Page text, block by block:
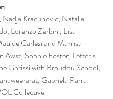
Kracunovic, Natalia
Lorenzo Zerbini, Lisa
Carlesi and Marilisa
Awst, Sophie Foster, Lefteris
Ghrissi with Broudou School,
Gabriela Parra
Collective